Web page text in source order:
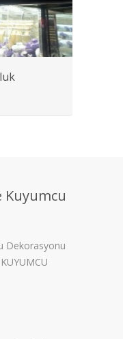
Kuyumcu
Dekorasyonu